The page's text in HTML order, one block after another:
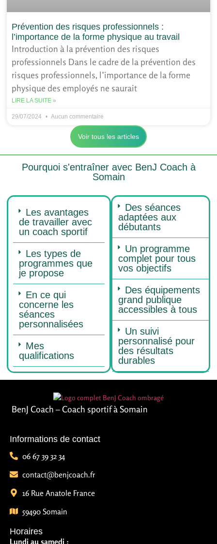
Prévention des risques professionnels :
l’importance de la forme physique au travail
Introduction à la prévention des risques
professionnels Dans le cadre de la prévention des
risques professionnels, l’importance de la forme
physique des employés ne saurait
LIRE LA SUITE »
29/07/2024 Aucun commentaire
Voir tous les articles
Pourquoi s'entraîner avec BenJ Coach à
Somain
Les avantages
de travailler avec
un coach sportif
Les types de
programmes que
je propose
En ce qui
concerne les
séances
personnalisées
Mes
qualifications
Des séances
adaptées aux
débutants
Un programme
complet pour tous
vos objectifs
Des équipements
grand publique
accessibles à tous
Un suivi
personnalisé pour
des résultats
durables
BenJ Coach – Coach sportif à Somain
Informations de contact
06 67 39 32 34
contact@benjcoach.fr
16 Rue Anatole France
59490 Somain
Horaires
Lundi au samedi :